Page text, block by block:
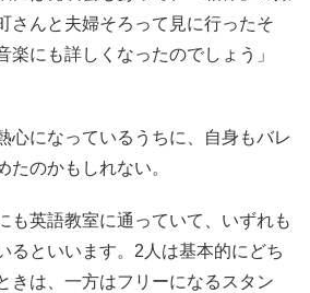
さんと夫婦そろって見に行ったそ
楽にも詳しくなったのでしょう」
になっているうちに、自身もバレ
たのかもしれない。
も英語教室に通っていて、いずれも
るといいます。2人は基本的にどち
きは、一方はフリーになるスタン